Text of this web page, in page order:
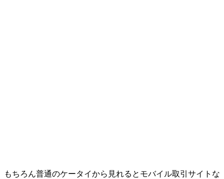
もちろん普通のケータイから見れるとモバイル取引サイトな